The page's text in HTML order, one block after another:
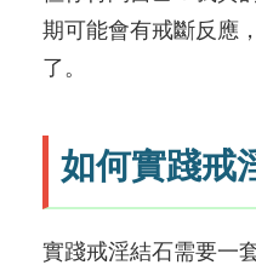
期可能會有戒斷反應
了。
如何實踐戒
實踐戒淫結石需要一